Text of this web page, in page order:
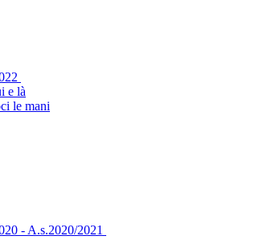
e là
le mani
- A.s.2020/2021